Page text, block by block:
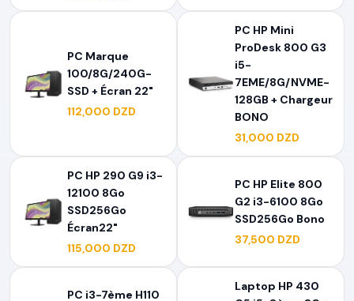
PC Marque
100/8G/240G-
SSD + Écran 22"
112,000 DZD
PC HP Mini
ProDesk 800 G3
i5-
7EME/8G/NVME-
128GB + Chargeur
BONO
31,000 DZD
PC HP 290 G9 i3-
12100 8Go
SSD256Go
Écran22"
115,000 DZD
PC HP Elite 800
G2 i3-6100 8Go
SSD256Go Bono
37,500 DZD
PC i3-7ème H110
Laptop HP 430